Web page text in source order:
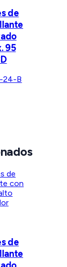
de
95
24-B
de